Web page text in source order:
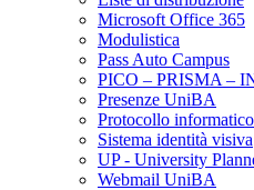
Microsoft Office 365
Modulistica
Pass Auto Campus
PICO – PRISMA –
Presenze UniBA
Protocollo
Sistema identità visiva
UP - University
Webmail UniBA